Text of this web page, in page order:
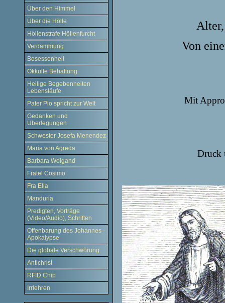
Über den Himmel
Über die Hölle
Höllenstrafe Höllenfurcht
Verdammung
Besessenheit
Okkulte Behaftung
Heilige Begebenheiten
Lebensläufe
Pater Pio spricht zur Welt
Gedanken und
Überlegungen
Schwester Josefa Menendez
Maria von Agreda
Barbara Weigand
Fratel Cosimo
Fra Elia
Manduria
Predigten, Vorträge
(Video/Audio), Schriften
Offenbarung des Johannes -
Apokalypse
Die globale Verschwörung
Antichrist
RFID Chip
Irrlehren
Von
Mit
Druck